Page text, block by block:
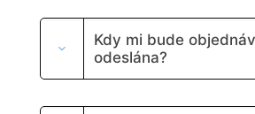
Kdy mi bude
odeslána?